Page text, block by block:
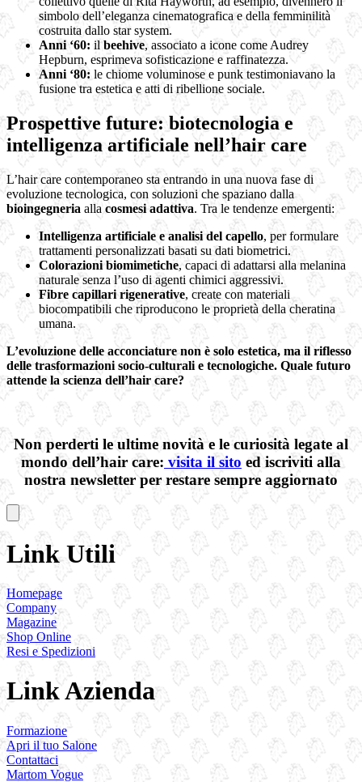
simbolo dell’eleganza cinematografica e della femminilità
costruita dallo star system.
Anni ‘60: ilbeehive, associato a icone come Audrey
Hepburn, esprimeva sofisticazione e raffinatezza.
Anni ‘80: le chiome voluminose e punk testimoniavano la
fusione tra estetica e atti di ribellione sociale.
Prospettive future: biotecnologia e
intelligenza artificiale nell’hair care
L’hair care contemporaneo sta entrando in una nuova fase di
evoluzione tecnologica, con soluzioni che spaziano dalla
bioingegneria alla cosmesi adattiva. Tra le tendenze emergenti:
Intelligenza artificiale e analisi del capello, per formulare
trattamenti personalizzati basati su dati biometrici.
Colorazioni biomimetiche, capaci di adattarsi alla melanina
naturale senza l’uso di agenti chimici aggressivi.
Fibre capillari rigenerative, create con materiali
biocompatibili che riproducono le proprietà della cheratina
umana.
L’evoluzione delle acconciature non è solo estetica, ma il riflesso
delle trasformazioni socio-culturali e tecnologiche. Quale futuro
attende la scienza dell’hair care?
Non perderti le ultime novità e le curiosità legate al
mondo dell’hair care: visita il sito ed iscriviti alla
nostra newsletter per restare sempre aggiornato
Link Utili
Homepage
Company
Magazine
Shop Online
Resi e Spedizioni
Link Azienda
Formazione
Apri il tuo Salone
Contattaci
Martom Vogue